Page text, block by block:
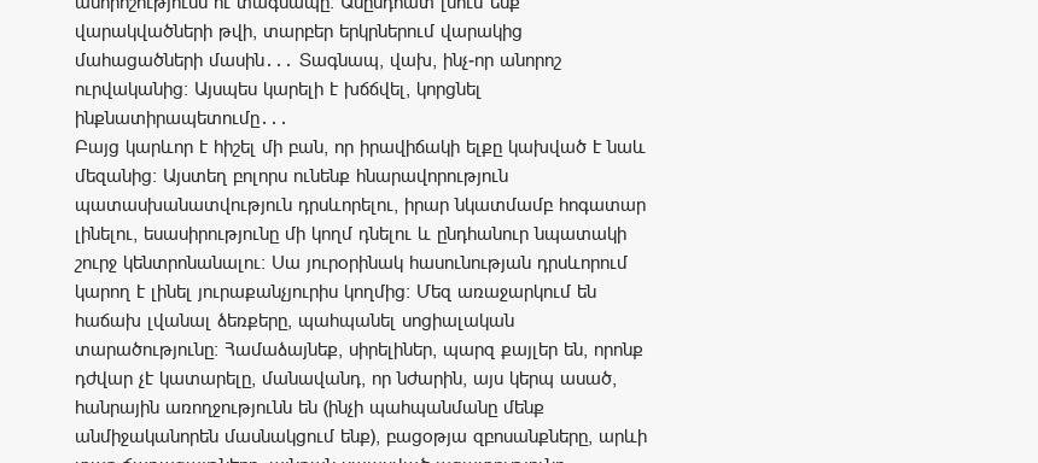
վարակվածների թվի, տարբեր երկրներում վարակից
մահացածների մասին․․․ Տագնապ, վախ, ինչ-որ անորոշ
ուրվականից։ Այսպես կարելի է խճճվել, կորցնել
ինքնատիրապետումը․․․
Բայց կարևոր է հիշել մի բան, որ իրավիճակի ելքը կախված է նաև
մեզանից։ Այստեղ բոլորս ունենք հնարավորություն
պատասխանատվություն դրսևորելու, իրար նկատմամբ հոգատար
լինելու, եսասիրությունը մի կողմ դնելու և ընդհանուր նպատակի
շուրջ կենտրոնանալու։ Սա յուրօրինակ հասունության դրսևորում
կարող է լինել յուրաքանչյուրիս կողմից։ Մեզ առաջարկում են
հաճախ լվանալ ձեռքերը, պահպանել սոցիալական
տարածությունը։ Համաձայնեք, սիրելիներ, պարզ քայլեր են, որոնք
դժվար չէ կատարելը, մանավանդ, որ նժարին, այս կերպ ասած,
հանրային առողջությունն են (ինչի պահպանմանը մենք
անմիջականորեն մասնակցում ենք), բացօթյա զբոսանքները, արևի